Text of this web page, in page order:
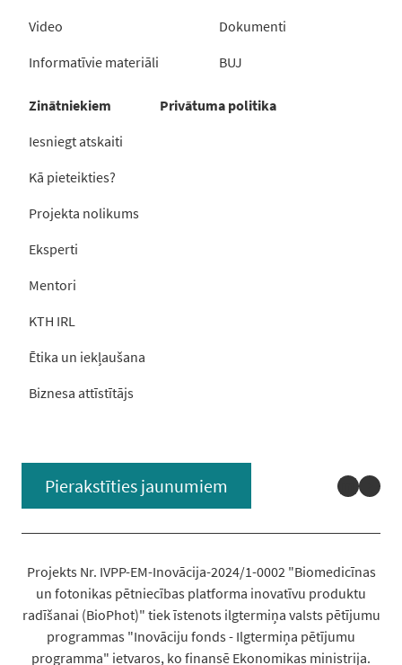
Video
Informatīvie materiāli
Dokumenti
BUJ
Zinātniekiem
Iesniegt atskaiti
Kā pieteikties?
Projekta nolikums
Eksperti
Mentori
KTH IRL
Ētika un iekļaušana
Biznesa attīstītājs
Privātuma politika
Pierakstīties jaunumiem
Projekts Nr. IVPP-EM-Inovācija-2024/1-0002 "Biomedicīnas
un fotonikas pētniecības platforma inovatīvu produktu
radīšanai (BioPhot)" tiek īstenots ilgtermiņa valsts pētījumu
programmas "Inovāciju fonds - Ilgtermiņa pētījumu
programma" ietvaros, ko finansē Ekonomikas ministrija.